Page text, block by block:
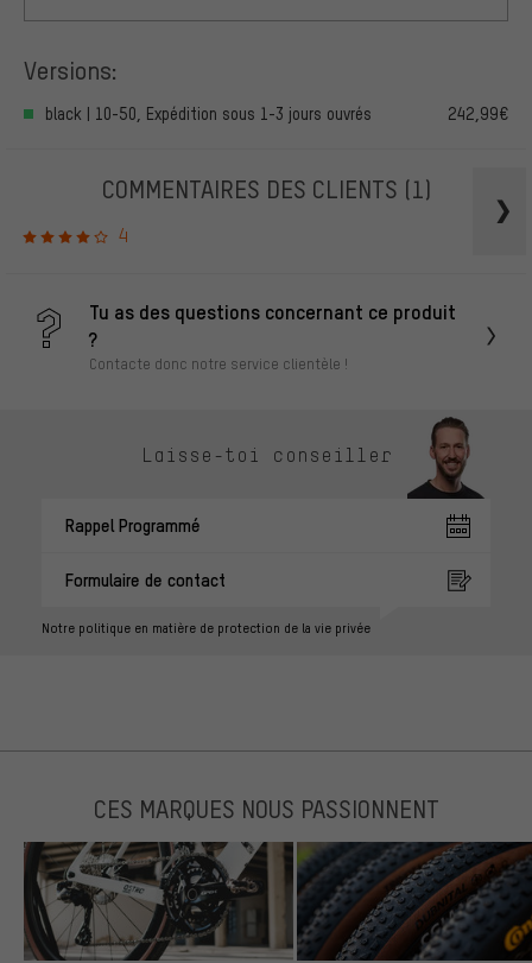
Versions:
black | 10-50, Expédition sous 1-3 jours ouvrés 242,99€
COMMENTAIRES DES CLIENTS (1)
4
Tu as des questions concernant ce produit
?
Contacte donc notre service clientèle !
Laisse-toi conseiller
Rappel Programmé
Formulaire de contact
Notre politique en matière de protection de la vie privée
CES MARQUES NOUS PASSIONNENT